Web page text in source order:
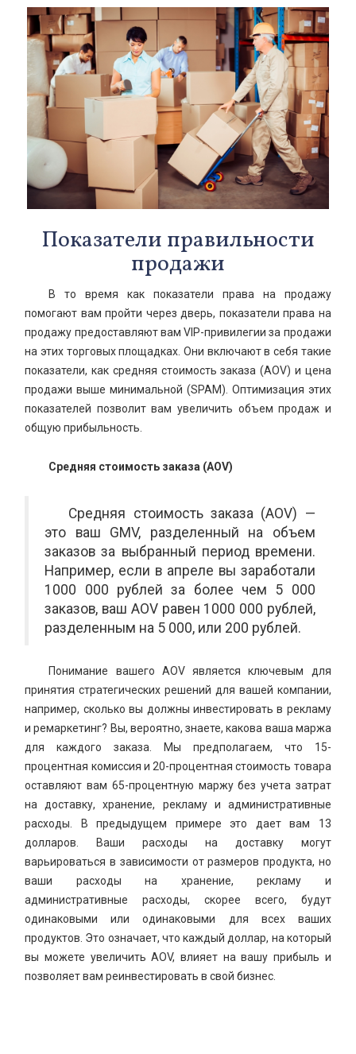
Показатели правильности
продажи
В то время как показатели права на продажу
помогают вам пройти через дверь, показатели права на
продажу предоставляют вам VIP-привилегии за продажи
на этих торговых площадках. Они включают в себя такие
показатели, как средняя стоимость заказа (AOV) и цена
продажи выше минимальной (SPAM). Оптимизация этих
показателей позволит вам увеличить объем продаж и
общую прибыльность.
Средняя стоимость заказа (AOV)
Средняя стоимость заказа (AOV) —
это ваш GMV, разделенный на объем
заказов за выбранный период времени.
Например, если в апреле вы заработали
1000 000 рублей за более чем 5 000
заказов, ваш AOV равен 1000 000 рублей,
разделенным на 5 000, или 200 рублей.
Понимание вашего AOV является ключевым для
принятия стратегических решений для вашей компании,
например, сколько вы должны инвестировать в рекламу
и ремаркетинг? Вы, вероятно, знаете, какова ваша маржа
для каждого заказа. Мы предполагаем, что 15-
процентная комиссия и 20-процентная стоимость товара
оставляют вам 65-процентную маржу без учета затрат
на доставку, хранение, рекламу и административные
расходы. В предыдущем примере это дает вам 13
долларов. Ваши расходы на доставку могут
варьироваться в зависимости от размеров продукта, но
ваши расходы на хранение, рекламу и
административные расходы, скорее всего, будут
одинаковыми или одинаковыми для всех ваших
продуктов. Это означает, что каждый доллар, на который
вы можете увеличить AOV, влияет на вашу прибыль и
позволяет вам реинвестировать в свой бизнес.